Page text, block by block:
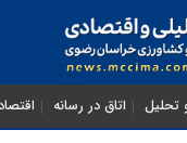
تحلیل اتاق در رسانه